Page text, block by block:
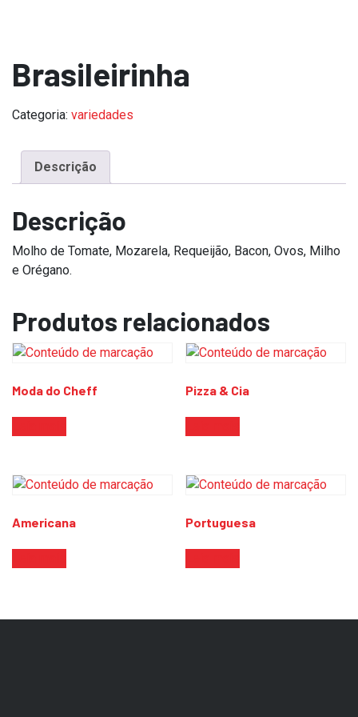
Brasileirinha
Categoria: variedades
Descrição
Descrição
Molho de Tomate, Mozarela, Requeijão, Bacon, Ovos, Milho
e Orégano.
Produtos relacionados
Moda do Cheff Pizza & Cia
Americana Portuguesa